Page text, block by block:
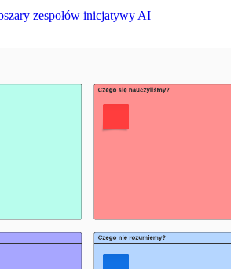
zespołów inicjatywy AI